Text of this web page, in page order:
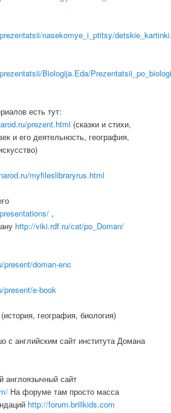
nasekomye_i_ptitsy/
Biologija.Eda/
есть тут:
prezent.html (сказки и стихи,
и его деятельность, география,
myfileslibraryrus.html
,
http://viki.rdf.ru/cat/po_Doman/
present/doman-enc
present/e-book
(история, география, биология)
с английским сайт института Домана
англоязычный сайт
На форуме там просто масса
http://forum.brillkids.com